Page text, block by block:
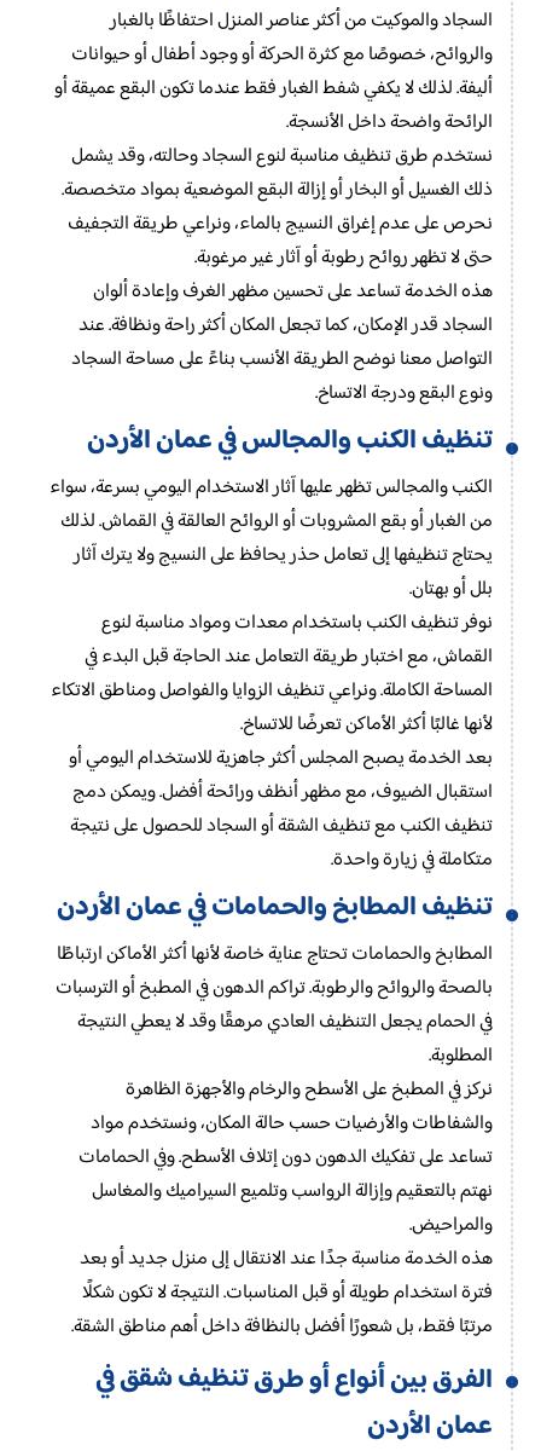
السجاد والموكيت من أكثر عناصر المنزل احتفاظًا بالغبار
والروائح، خصوصًا مع كثرة الحركة أو وجود أطفال أو حيوانات
أليفة. لذلك لا يكفي شفط الغبار فقط عندما تكون البقع عميقة أو
الرائحة واضحة داخل الأنسجة.
نستخدم طرق تنظيف مناسبة لنوع السجاد وحالته، وقد يشمل
ذلك الغسيل أو البخار أو إزالة البقع الموضعية بمواد متخصصة.
نحرص على عدم إغراق النسيج بالماء، ونراعي طريقة التجفيف
حتى لا تظهر روائح رطوبة أو آثار غير مرغوبة.
هذه الخدمة تساعد على تحسين مظهر الغرف وإعادة ألوان
السجاد قدر الإمكان، كما تجعل المكان أكثر راحة ونظافة. عند
التواصل معنا نوضح الطريقة الأنسب بناءً على مساحة السجاد
ونوع البقع ودرجة الاتساخ.
تنظيف الكنب والمجالس في عمان الأردن
الكنب والمجالس تظهر عليها آثار الاستخدام اليومي بسرعة، سواء
من الغبار أو بقع المشروبات أو الروائح العالقة في القماش. لذلك
يحتاج تنظيفها إلى تعامل حذر يحافظ على النسيج ولا يترك آثار
بلل أو بهتان.
نوفر تنظيف الكنب باستخدام معدات ومواد مناسبة لنوع
القماش، مع اختبار طريقة التعامل عند الحاجة قبل البدء في
المساحة الكاملة. ونراعي تنظيف الزوايا والفواصل ومناطق الاتكاء
لأنها غالبًا أكثر الأماكن تعرضًا للاتساخ.
بعد الخدمة يصبح المجلس أكثر جاهزية للاستخدام اليومي أو
استقبال الضيوف، مع مظهر أنظف ورائحة أفضل. ويمكن دمج
تنظيف الكنب مع تنظيف الشقة أو السجاد للحصول على نتيجة
متكاملة في زيارة واحدة.
تنظيف المطابخ والحمامات في عمان الأردن
المطابخ والحمامات تحتاج عناية خاصة لأنها أكثر الأماكن ارتباطًا
بالصحة والروائح والرطوبة. تراكم الدهون في المطبخ أو الترسبات
في الحمام يجعل التنظيف العادي مرهقًا وقد لا يعطي النتيجة
المطلوبة.
نركز في المطبخ على الأسطح والرخام والأجهزة الظاهرة
والشفاطات والأرضيات حسب حالة المكان، ونستخدم مواد
تساعد على تفكيك الدهون دون إتلاف الأسطح. وفي الحمامات
نهتم بالتعقيم وإزالة الرواسب وتلميع السيراميك والمغاسل
والمراحيض.
هذه الخدمة مناسبة جدًا عند الانتقال إلى منزل جديد أو بعد
فترة استخدام طويلة أو قبل المناسبات. النتيجة لا تكون شكلًا
مرتبًا فقط، بل شعورًا أفضل بالنظافة داخل أهم مناطق الشقة.
الفرق بين أنواع أو طرقتنظيف شقق في
عمان الأردن